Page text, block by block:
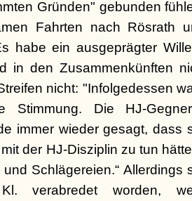
Gründen" gebunden
Fahrten nach Rösrath
habe ein ausgeprägter
in den Zusammenkünften
nicht: "Infolgedessen
Stimmung. Die HJ-
immer wieder gesagt, dass
der HJ-Disziplin zu tun
Schlägereien.“ Allerdings
verabredet worden,